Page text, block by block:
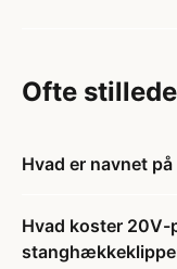
Ofte
Hvad er navnet
Hvad koster